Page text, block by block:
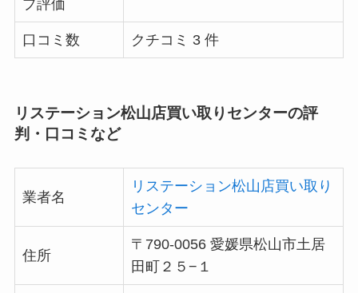
プ評価
口コミ数 クチコミ 3 件
リステーション松山店買い取りセンターの評
判・口コミなど
業者名
リステーション松山店買い取り
センター
住所
〒790-0056 愛媛県松山市土居
田町２５−１